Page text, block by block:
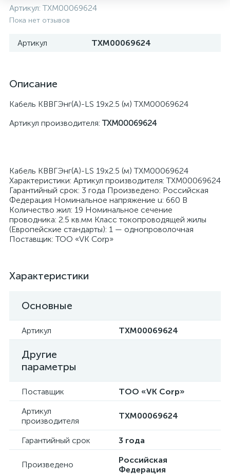
Артикул:ТХМ00069624
Пока нет отзывов
Артикул ТХМ00069624
Описание
Кабель КВВГЭнг(А)-LS 19х2.5 (м) ТХМ00069624
Артикул производителя:ТХМ00069624
Кабель КВВГЭнг(А)-LS 19х2.5 (м) ТХМ00069624
Характеристики: Артикул производителя: ТХМ00069624
Гарантийный срок: 3 года Произведено: Российская
Федерация Номинальное напряжение u: 660 В
Количество жил: 19 Номинальное сечение
проводника: 2.5 кв.мм Класс токопроводящей жилы
(Европейские стандарты): 1 — однопроволочная
Поставщик: ТОО «VK Corp»
Характеристики
Основные
Артикул ТХМ00069624
Другие
параметры
Поставщик
ТОО «VK Corp»
Артикул
производителя
ТХМ00069624
Гарантийный срок 3 года
Произведено
Российская
Федерация